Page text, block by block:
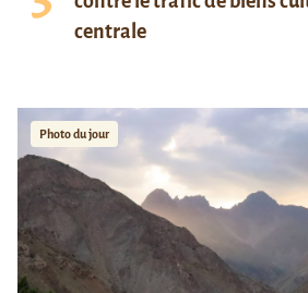
centrale
Photo du jour